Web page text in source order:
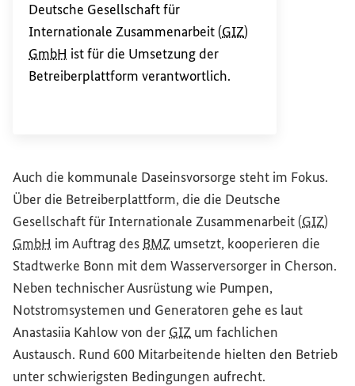
Deutsche Gesellschaft für
Internationale Zusammenarbeit (GIZ)
GmbH ist für die Umsetzung der
Betreiberplattform verantwortlich.
Auch die kommunale Daseinsvorsorge steht im Fokus.
Über die Betreiberplattform, die die Deutsche
Gesellschaft für Internationale Zusammenarbeit (GIZ)
GmbH im Auftrag des BMZ umsetzt, kooperieren die
Stadtwerke Bonn mit dem Wasserversorger in Cherson.
Neben technischer Ausrüstung wie Pumpen,
Notstromsystemen und Generatoren gehe es laut
Anastasiia Kahlow von der GIZ um fachlichen
Austausch. Rund 600 Mitarbeitende hielten den Betrieb
unter schwierigsten Bedingungen aufrecht.